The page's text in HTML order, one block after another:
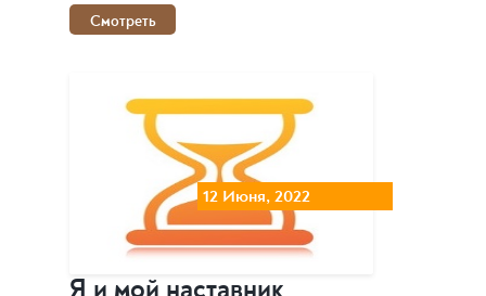
Смотреть
12 Июня, 2022